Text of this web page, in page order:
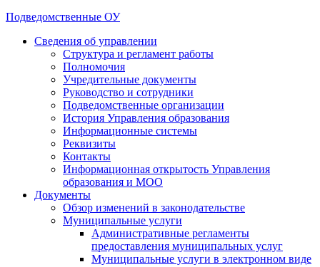
Подведомственные ОУ
Сведения об управлении
Структура и регламент работы
Полномочия
Учредительные документы
Руководство и сотрудники
Подведомственные организации
История Управления образования
Информационные системы
Реквизиты
Контакты
Информационная открытость Управления
образования и МОО
Документы
Обзор изменений в законодательстве
Муниципальные услуги
Административные регламенты
предоставления муниципальных услуг
Муниципальные услуги в электронном виде